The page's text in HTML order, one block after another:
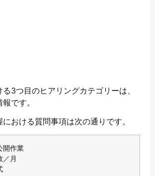
3つ目のヒアリングカテゴリーは、
です。
おける質問事項は次の通りです。
開作業
／月